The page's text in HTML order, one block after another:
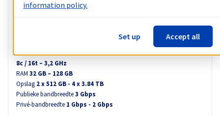
€ 64,99
ProcessorIntel Xeon-E 2388G
8c / 16t – 3,2 GHz
RAM 32 GB – 128 GB
Opslag 2 x 512 GB - 4 x 3.84 TB
Publieke bandbreedte3 Gbps
Privé-bandbreedte 1 Gbps - 2 Gbps
information policy.
Set up Accept all